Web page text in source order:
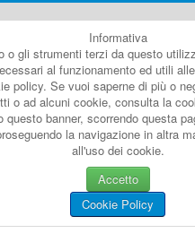
Informativa
o gli strumenti terzi da questo
al funzionamento ed utili
policy. Se vuoi saperne di più o
o ad alcuni cookie, consulta la
questo banner, scorrendo questa
la navigazione in altra
all'uso dei cookie.
Accetto
Cookie Policy